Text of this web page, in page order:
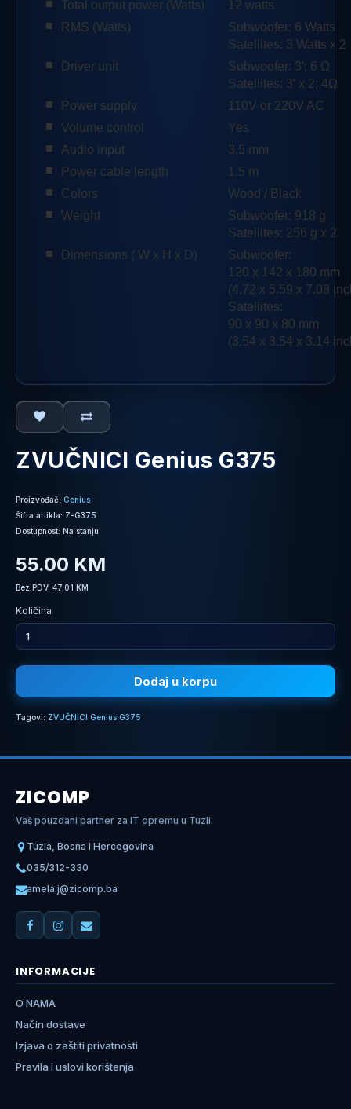
■ Total output power (Watts)
12 watts
■
RMS (Watts)
Subwoofer: 6 Watts
Satellites: 3 Watts x 2
■
Driver unit
Subwoofer: 3'; 6 Ω
Satellites: 3' x 2; 4Ω
■
Power supply
110V or 220V AC
■
Volume control
Yes
■
Audio input
3.5 mm
■
Power cable length
1.5 m
■
Colors
Wood / Black
■
Weight
Subwoofer: 918 g
Satellites: 256 g x 2
■
Dimensions ( W x H x D)
Subwoofer:
120 x 142 x 180 mm
(4.72 x 5.59 x 7.08
Satellites:
90 x 90 x 80 mm
(3.54 x 3.54 x 3.14
ZVUČNICI Genius G375
Proizvođač: Genius
Šifra artikla: Z-G375
Dostupnost: Na stanju
55.00 KM
Bez PDV: 47.01 KM
Količina
Dodaj u korpu
Tagovi: ZVUČNICI Genius G375
ZICOMP
Vaš pouzdani partner za IT opremu u Tuzli.
Tuzla, Bosna i Hercegovina
035/312-330
amela.j@zicomp.ba
INFORMACIJE
O NAMA
Način dostave
Izjava o zaštiti privatnosti
Pravila i uslovi korištenja